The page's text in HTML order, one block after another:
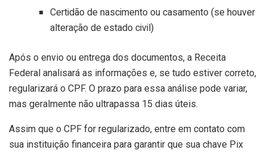
Certidão de nascimento ou casamento (se houver
alteração de estado civil)
Após o envio ou entrega dos documentos, a Receita
Federal analisará as informações e, se tudo estiver correto,
regularizará o CPF. O prazo para essa análise pode variar,
mas geralmente não ultrapassa 15 dias úteis.
Assim que o CPF for regularizado, entre em contato com
sua instituição financeira para garantir que sua chave Pix